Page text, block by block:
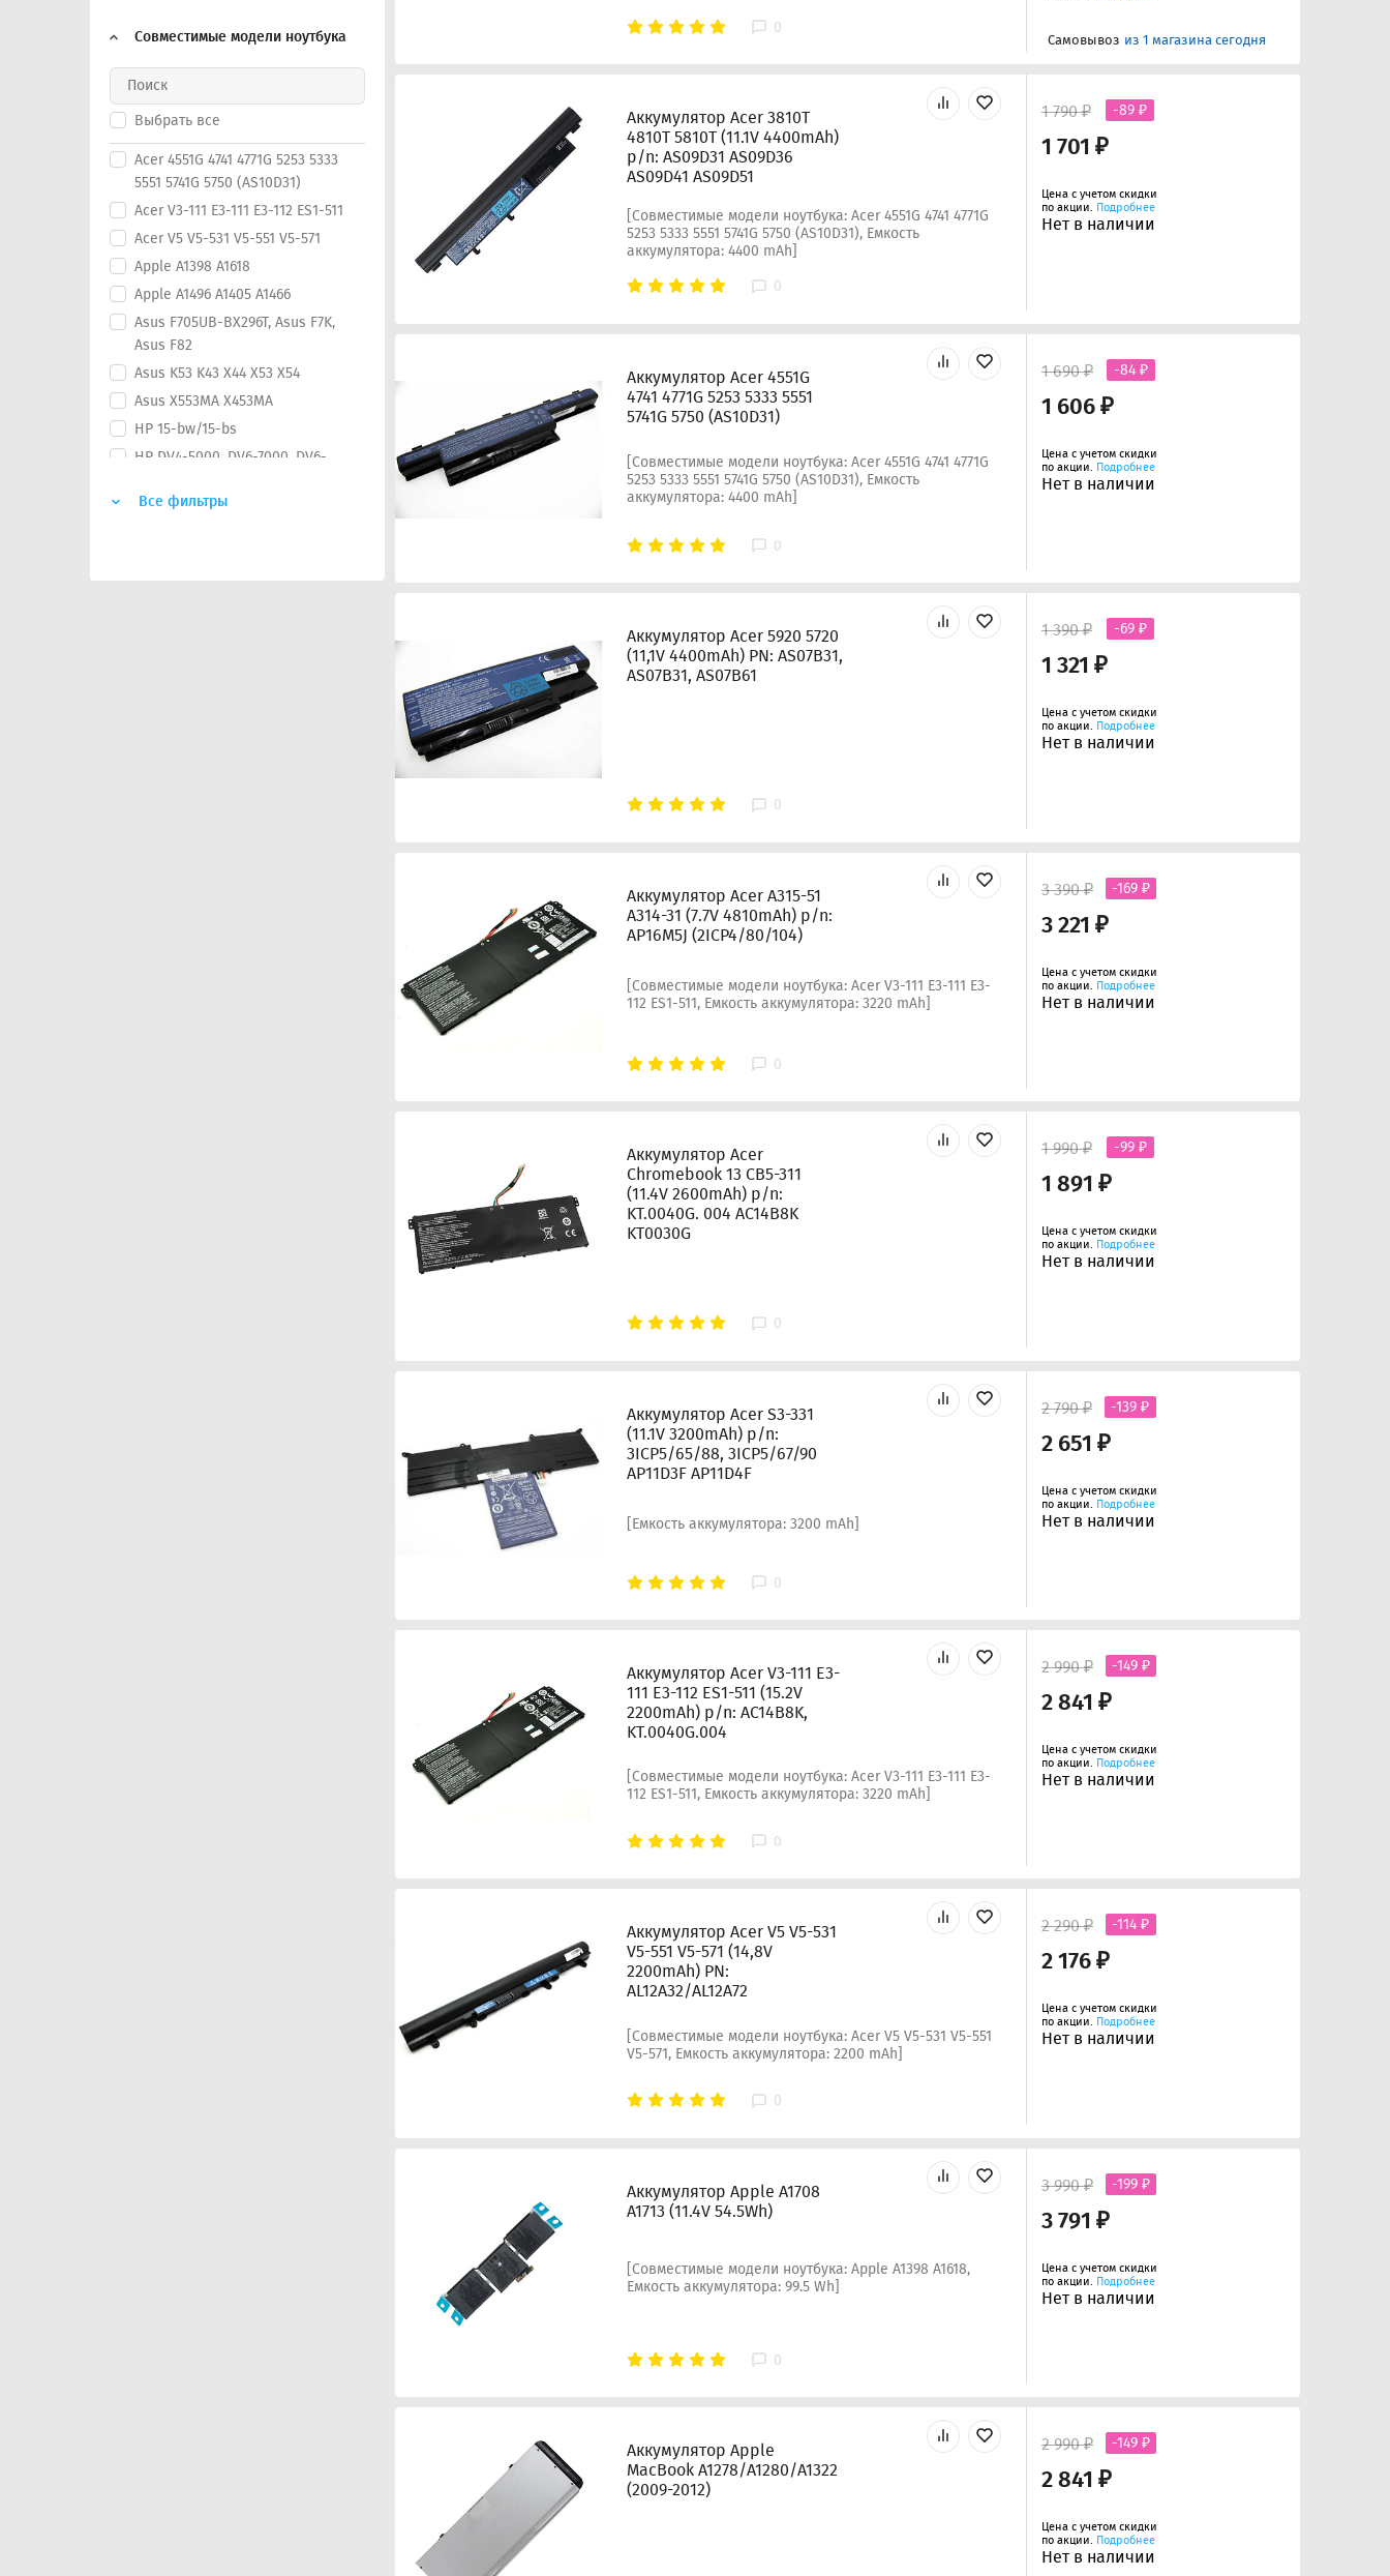
Совместимые модели ноутбука
Выбрать все
Acer 4551G 4741 4771G 5253 5333
5551 5741G 5750 (AS10D31)
Acer V3-111 E3-111 E3-112 ES1-511
Acer V5 V5-531 V5-551 V5-571
Apple A1398 A1618
Apple A1496 A1405 A1466
Asus F705UB-BX296T, Asus F7K,
Asus F82
Asus K53 K43 X44 X53 X54
Asus X553MA X453MA
HP 15-bw/15-bs
HP DV4-5000, DV6-7000, DV6-
HP G42 G62 DV6-6000
Все фильтры
0
Самовывоз из 1 магазина сегодня
Аккумулятор Acer 3810T
4810T 5810T (11.1V 4400mAh)
p/n: AS09D31 AS09D36
AS09D41 AS09D51
[Совместимые модели ноутбука: Acer 4551G 4741 4771G
5253 5333 5551 5741G 5750 (AS10D31), Емкость
аккумулятора: 4400 mAh]
0
1 701 ₽
1 790 ₽ -89 ₽
Цена с учетом скидки
по акции. Подробнее
Нет в наличии
Аккумулятор Acer 4551G
4741 4771G 5253 5333 5551
5741G 5750 (AS10D31)
[Совместимые модели ноутбука: Acer 4551G 4741 4771G
5253 5333 5551 5741G 5750 (AS10D31), Емкость
аккумулятора: 4400 mAh]
0
1 606 ₽
1 690 ₽ -84 ₽
Цена с учетом скидки
по акции. Подробнее
Нет в наличии
Аккумулятор Acer 5920 5720
(11,1V 4400mAh) PN: AS07B31,
AS07B31, AS07B61
0
1 321 ₽
1 390 ₽ -69 ₽
Цена с учетом скидки
по акции. Подробнее
Нет в наличии
Аккумулятор Acer A315-51
A314-31 (7.7V 4810mAh) p/n:
AP16M5J (2ICP4/80/104)
[Совместимые модели ноутбука: Acer V3-111 E3-111 E3-
112 ES1-511, Емкость аккумулятора: 3220 mAh]
0
3 221 ₽
3 390 ₽ -169 ₽
Цена с учетом скидки
по акции. Подробнее
Нет в наличии
Аккумулятор Acer
Chromebook 13 CB5-311
(11.4V 2600mAh) p/n:
KT.0040G. 004 AC14B8K
KT0030G
0
1 891 ₽
1 990 ₽ -99 ₽
Цена с учетом скидки
по акции. Подробнее
Нет в наличии
Аккумулятор Acer S3-331
(11.1V 3200mAh) p/n:
3ICP5/65/88, 3ICP5/67/90
AP11D3F AP11D4F
[Емкость аккумулятора: 3200 mAh]
0
2 651 ₽
2 790 ₽ -139 ₽
Цена с учетом скидки
по акции. Подробнее
Нет в наличии
Аккумулятор Acer V3-111 E3-
111 E3-112 ES1-511 (15.2V
2200mAh) p/n: AC14B8K,
KT.0040G.004
[Совместимые модели ноутбука: Acer V3-111 E3-111 E3-
112 ES1-511, Емкость аккумулятора: 3220 mAh]
0
2 841 ₽
2 990 ₽ -149 ₽
Цена с учетом скидки
по акции. Подробнее
Нет в наличии
Аккумулятор Acer V5 V5-531
V5-551 V5-571 (14,8V
2200mAh) PN:
AL12A32/AL12A72
[Совместимые модели ноутбука: Acer V5 V5-531 V5-551
V5-571, Емкость аккумулятора: 2200 mAh]
0
2 176 ₽
2 290 ₽ -114 ₽
Цена с учетом скидки
по акции. Подробнее
Нет в наличии
Аккумулятор Apple A1708
A1713 (11.4V 54.5Wh)
[Совместимые модели ноутбука: Apple A1398 A1618,
Емкость аккумулятора: 99.5 Wh]
0
3 791 ₽
3 990 ₽ -199 ₽
Цена с учетом скидки
по акции. Подробнее
Нет в наличии
Аккумулятор Apple
MacBook A1278/A1280/A1322
(2009-2012)
2 841 ₽
2 990 ₽ -149 ₽
Цена с учетом скидки
по акции. Подробнее
Нет в наличии